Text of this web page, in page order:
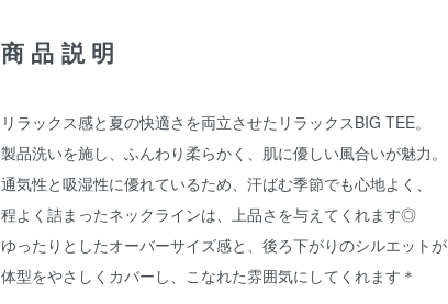
商品説明
リラックス感と夏の快適さを両立させたリラックスBIG TEE。
製品洗いを施し、ふんわり柔らかく、肌に優しい風合いが魅力。
通気性と吸湿性に優れているため、汗ばむ季節でも心地よく、
程よく詰まったネックラインは、上品さを与えてくれます◎
ゆったりとしたオーバーサイズ感と、後ろ下がりのシルエットが
体型をやさしくカバーし、こなれた雰囲気にしてくれます＊